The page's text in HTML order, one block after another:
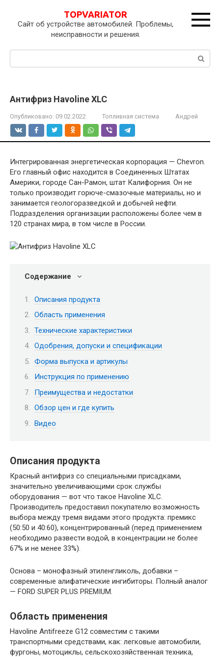
контенту
TOPVARIATOR
Сайт об устройстве автомобилей. Проблемы,
неисправности и решения.
Поиск:
Антифриз Havoline XLC
Опубликовано: 09.02.2022 Топливная система Андрей
Интегрированная энергетическая корпорация — Chevron.
Его главный офис находится в Соединенных Штатах
Америки, городе Сан-Рамон, штат Калифорния. Он не
только производит горюче-смазочные материалы, но и
занимается геологоразведкой и добычей нефти.
Подразделения организации расположены более чем в
120 странах мира, в том числе в России.
Содержание
Описания продукта
Область применения
Технические характеристики
Одобрения, допуски и спецификации
Форма выпуска и артикулы
Инструкция по применению
Преимущества и недостатки
Обзор цен и где купить
Видео
Описания продукта
Красный антифриз со специальными присадками,
значительно увеличивающими срок службы
оборудования — вот что такое Havoline XLC.
Производитель предоставил покупателю возможность
выбора между тремя видами этого продукта: премикс
(50:50 и 40:60), концентрированный (перед применением
необходимо развести водой, в концентрации не более
67% и не менее 33%).
Основа – монофазный этиленгликоль, добавки –
современные алифатические ингибиторы. Полный аналог
— FORD SUPER PLUS PREMIUM.
Область применения
Havoline Antifreeze G12 совместим с такими
транспортными средствами, как: легковые автомобили,
фургоны, мотоциклы, сельскохозяйственная техника,